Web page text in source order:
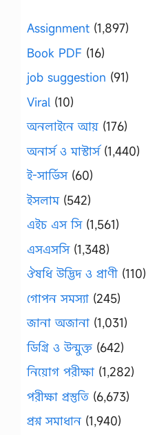
Assignment (1,897)
Book PDF (16)
job suggestion (91)
Viral (10)
অনলাইনে আয় (176)
অনার্স ও মাস্টার্স(1,440)
ই-সার্ভিস(60)
ইসলাম(542)
এইচ এস সি(1,561)
এসএসসি(1,348)
ঔষধি উদ্ভিদ ও প্রাণী (110)
গোপন সমস্যা (245)
জানা অজানা (1,031)
ডিগ্রি ও উন্মুক্ত (642)
নিয়োগ পরীক্ষা (1,282)
পরীক্ষা প্রস্তুতি (6,673)
প্রশ্ন সমাধান (1,940)